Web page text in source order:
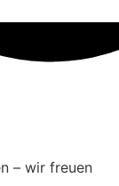
– wir freuen